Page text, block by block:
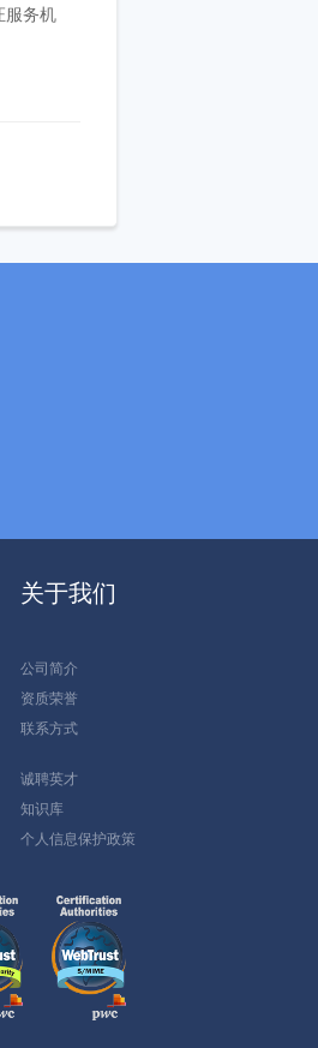
服务机
关于我们
公司简介
资质荣誉
联系方式
诚聘英才
知识库
个人信息保护政策